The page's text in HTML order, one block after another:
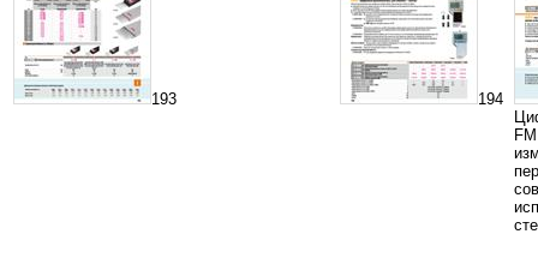
193
194